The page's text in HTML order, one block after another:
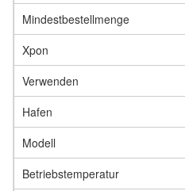
Mindestbestellmenge
Xpon
Verwenden
Hafen
Modell
Betriebstemperatur